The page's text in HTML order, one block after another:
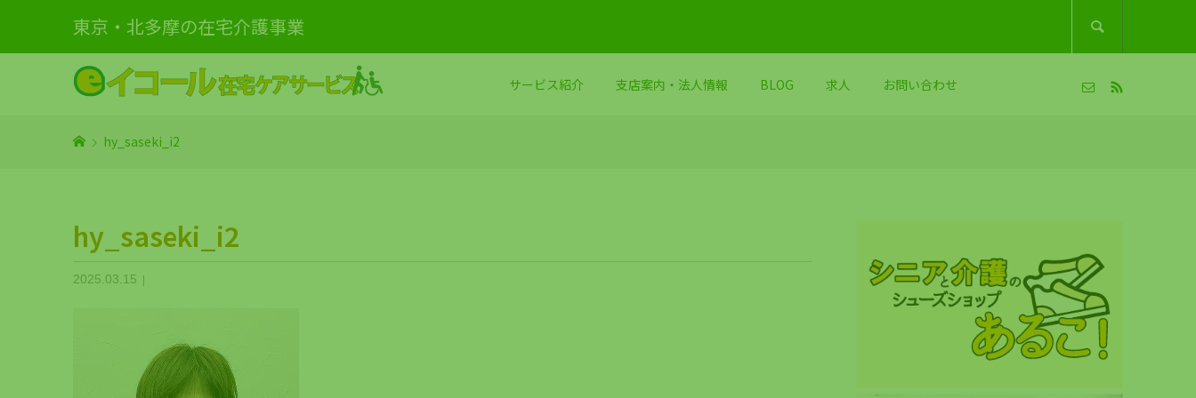
東京・北多摩の在宅介護事業 
サービス紹介 支店案内・法人情報 BLOG 求人 お問い合わせ
hy_saseki_i2
hy_saseki_i2
2025.03.15